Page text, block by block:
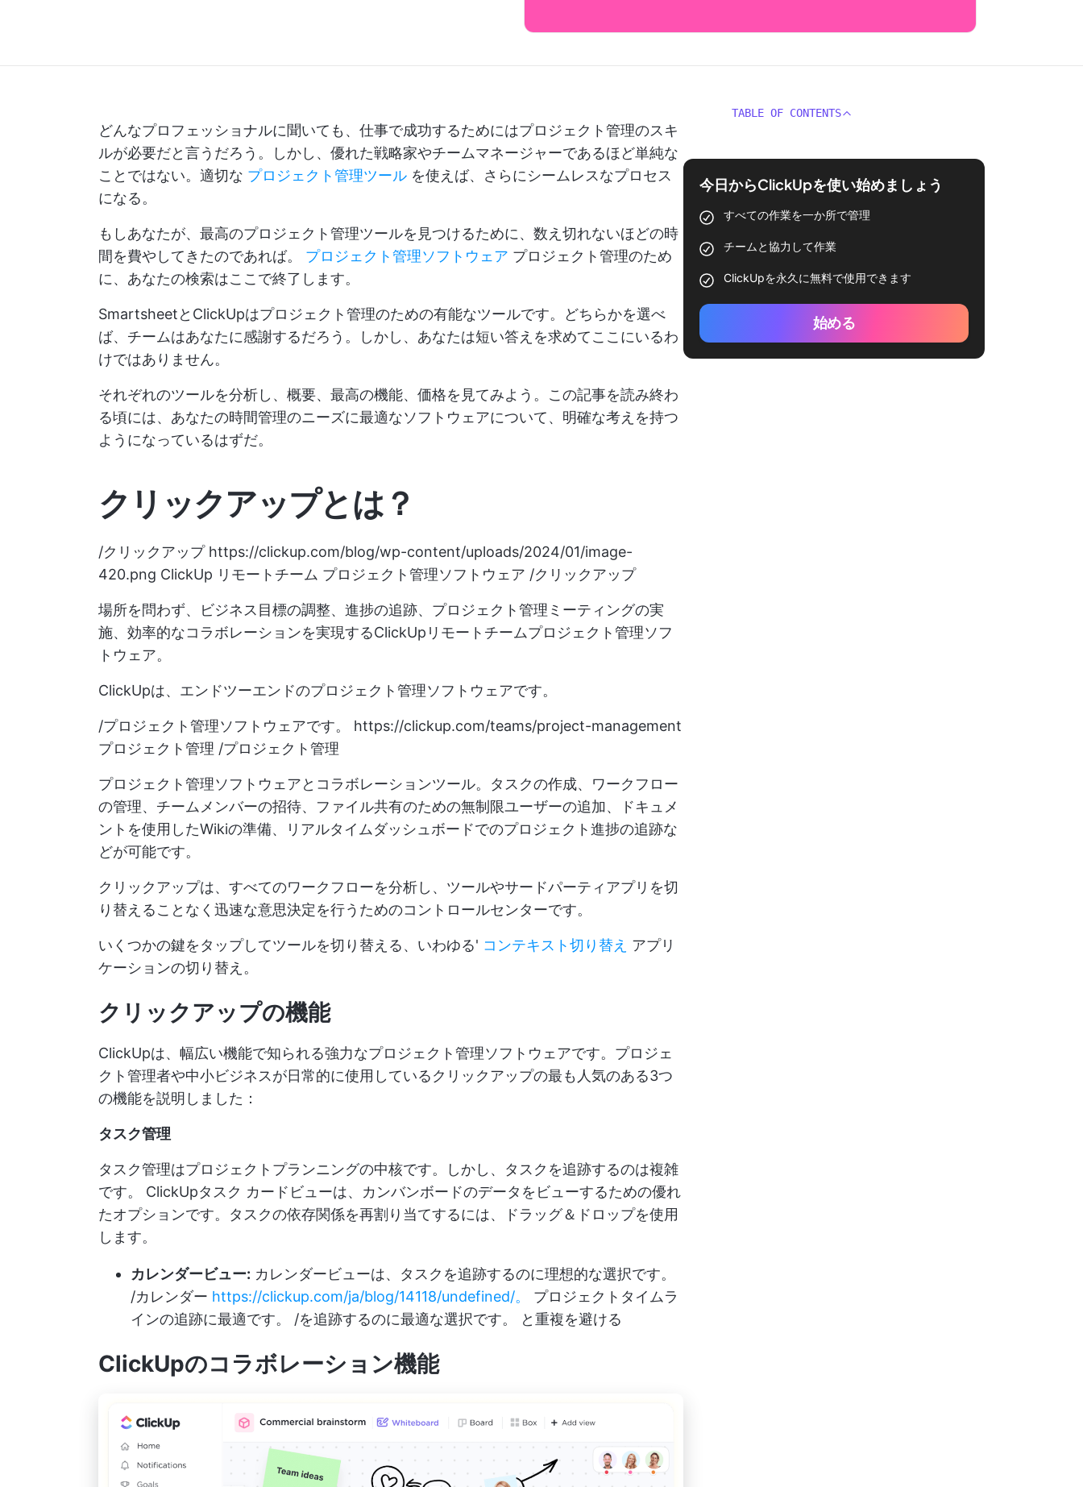
どんなプロフェッショナルに聞いても、仕事で成功するためにはプロジェクト管理のスキ
ルが必要だと言うだろう。しかし、優れた戦略家やチームマネージャーであるほど単純な
ことではない。適切な プロジェクト管理ツール を使えば、さらにシームレスなプロセス
になる。
もしあなたが、最高のプロジェクト管理ツールを見つけるために、数え切れないほどの時
間を費やしてきたのであれば。 プロジェクト管理ソフトウェア プロジェクト管理のため
に、あなたの検索はここで終了します。
SmartsheetとClickUpはプロジェクト管理のための有能なツールです。どちらかを選べ
ば、チームはあなたに感謝するだろう。しかし、あなたは短い答えを求めてここにいるわ
けではありません。
それぞれのツールを分析し、概要、最高の機能、価格を見てみよう。この記事を読み終わ
る頃には、あなたの時間管理のニーズに最適なソフトウェアについて、明確な考えを持つ
ようになっているはずだ。
クリックアップとは？
/クリックアップ https://clickup.com/blog/wp-content/uploads/2024/01/image-
420.png ClickUp リモートチーム プロジェクト管理ソフトウェア /クリックアップ
場所を問わず、ビジネス目標の調整、進捗の追跡、プロジェクト管理ミーティングの実
施、効率的なコラボレーションを実現するClickUpリモートチームプロジェクト管理ソフ
トウェア。
ClickUpは、エンドツーエンドのプロジェクト管理ソフトウェアです。
/プロジェクト管理ソフトウェアです。 https://clickup.com/teams/project-management
プロジェクト管理 /プロジェクト管理
プロジェクト管理ソフトウェアとコラボレーションツール。タスクの作成、ワークフロー
の管理、チームメンバーの招待、ファイル共有のための無制限ユーザーの追加、ドキュメ
ントを使用したWikiの準備、リアルタイムダッシュボードでのプロジェクト進捗の追跡な
どが可能です。
クリックアップは、すべてのワークフローを分析し、ツールやサードパーティアプリを切
り替えることなく迅速な意思決定を行うためのコントロールセンターです。
いくつかの鍵をタップしてツールを切り替える、いわゆる' コンテキスト切り替え アプリ
ケーションの切り替え。
クリックアップの機能
ClickUpは、幅広い機能で知られる強力なプロジェクト管理ソフトウェアです。プロジェ
クト管理者や中小ビジネスが日常的に使用しているクリックアップの最も人気のある3つ
の機能を説明しました：
タスク管理
タスク管理はプロジェクトプランニングの中核です。しかし、タスクを追跡するのは複雑
です。 ClickUpタスク カードビューは、カンバンボードのデータをビューするための優れ
たオプションです。タスクの依存関係を再割り当てするには、ドラッグ＆ドロップを使用
します。
カレンダービュー: カレンダービューは、タスクを追跡するのに理想的な選択です。
/カレンダー https://clickup.com/ja/blog/14118/undefined/。
プロジェクトタイムラ
インの追跡に最適です。 /を追跡するのに最適な選択です。 と重複を避ける
ClickUpのコラボレーション機能
TABLE OF CONTENTS
今日からClickUpを使い始めましょう
すべての作業を一か所で管理
チームと協力して作業
ClickUpを永久に無料で使用できます
始める